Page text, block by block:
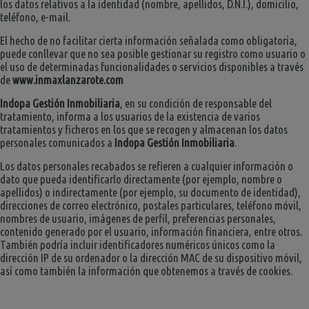
los datos relativos a la identidad (nombre, apellidos, D.N.I.), domicilio,
teléfono, e-mail.
El hecho de no facilitar cierta información señalada como obligatoria,
puede conllevar que no sea posible gestionar su registro como usuario o
el uso de determinadas funcionalidades o servicios disponibles a través
dewww.inmaxlanzarote.com
Indopa Gestión Inmobiliaria, en su condición de responsable del
tratamiento, informa a los usuarios de la existencia de varios
tratamientos y ficheros en los que se recogen y almacenan los datos
personales comunicados a Indopa Gestión Inmobiliaria.
Los datos personales recabados se refieren a cualquier información o
dato que pueda identificarlo directamente (por ejemplo, nombre o
apellidos) o indirectamente (por ejemplo, su documento de identidad),
direcciones de correo electrónico, postales particulares, teléfono móvil,
nombres de usuario, imágenes de perfil, preferencias personales,
contenido generado por el usuario, información financiera, entre otros.
También podría incluir identificadores numéricos únicos como la
dirección IP de su ordenador o la dirección MAC de su dispositivo móvil,
así como también la información que obtenemos a través de cookies.